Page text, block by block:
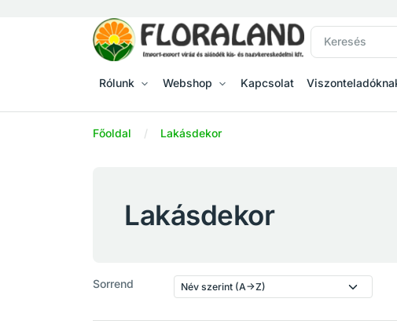
Rólunk Webshop Kapcsolat
Főoldal Lakásdekor
Lakásdekor
Sorrend